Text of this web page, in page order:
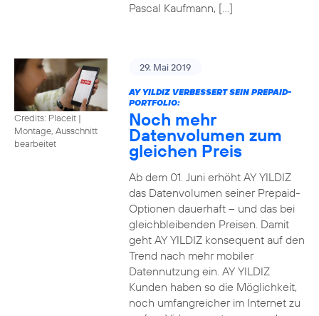
Pascal Kaufmann, […]
Credits: Placeit |
Montage, Ausschnitt
bearbeitet
29. Mai 2019
AY YILDIZ VERBESSERT SEIN PREPAID-
PORTFOLIO:
Noch mehr
Datenvolumen zum
gleichen Preis
Ab dem 01. Juni erhöht AY YILDIZ
das Datenvolumen seiner Prepaid-
Optionen dauerhaft – und das bei
gleichbleibenden Preisen. Damit
geht AY YILDIZ konsequent auf den
Trend nach mehr mobiler
Datennutzung ein. AY YILDIZ
Kunden haben so die Möglichkeit,
noch umfangreicher im Internet zu